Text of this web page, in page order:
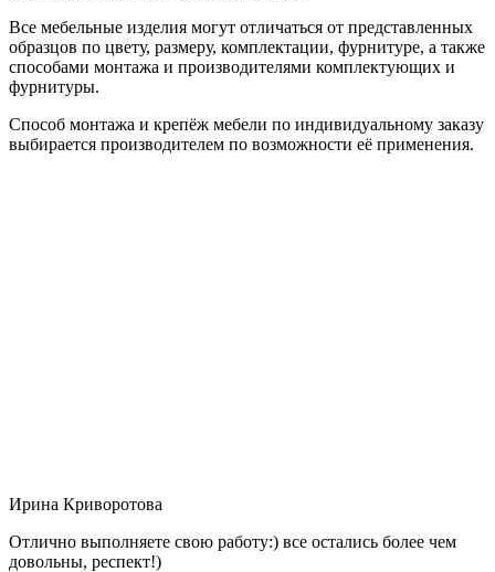
Все мебельные изделия могут отличаться от представленных
образцов по цвету, размеру, комплектации, фурнитуре, а также
способами монтажа и производителями комплектующих и
фурнитуры.
Способ монтажа и крепёж мебели по индивидуальному заказу
выбирается производителем по возможности её применения.
Ирина Криворотова
Отлично выполняете свою работу:) все остались более чем
довольны, респект!)